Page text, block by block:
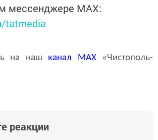
мессенджере MАХ:
tatmedia
на наш канал MAX«Чистополь-
реакции